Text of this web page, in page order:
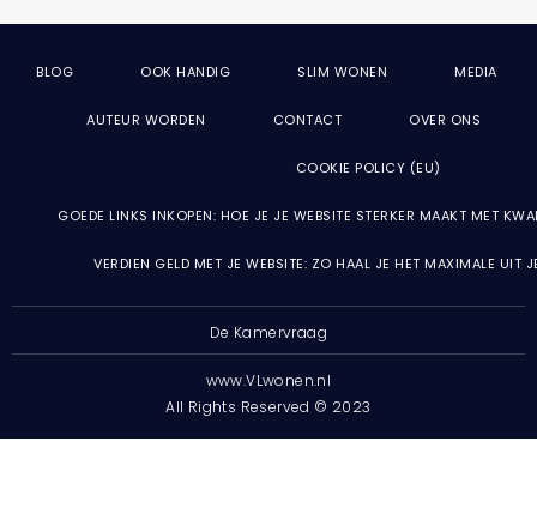
BLOG OOK HANDIG SLIM WONEN MEDIA
AUTEUR WORDEN CONTACT OVER ONS
COOKIE POLICY (EU)
GOEDE LINKS INKOPEN: HOE JE JE WEBSITE STERKER MAAKT MET
VERDIEN GELD MET JE WEBSITE: ZO HAAL JE HET MAXIMALE UIT
De Kamervraag
www.VLwonen.nl
All Rights Reserved © 2023